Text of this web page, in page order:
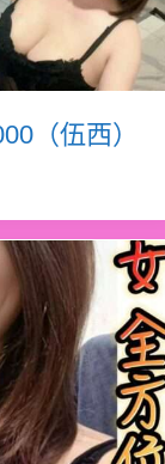
（伍西）